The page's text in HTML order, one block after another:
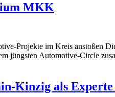
MKK
Projekte im Kreis anstoßen
jüngsten Automotive-Circle
als Experte